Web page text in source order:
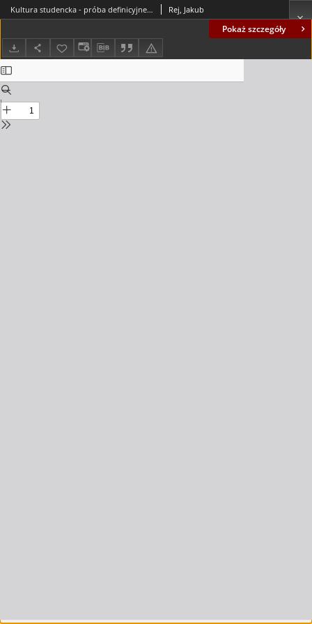
Pokaż szczegóły
Kultura studencka - próba definicyjnego uporządkowania kategorii = Student culture: an attempt at definitional clarification of the category Rej, Jakub